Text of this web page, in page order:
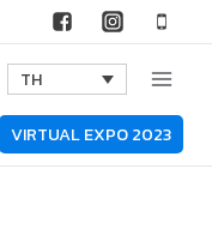
TH
VIRTUAL EXPO 2023